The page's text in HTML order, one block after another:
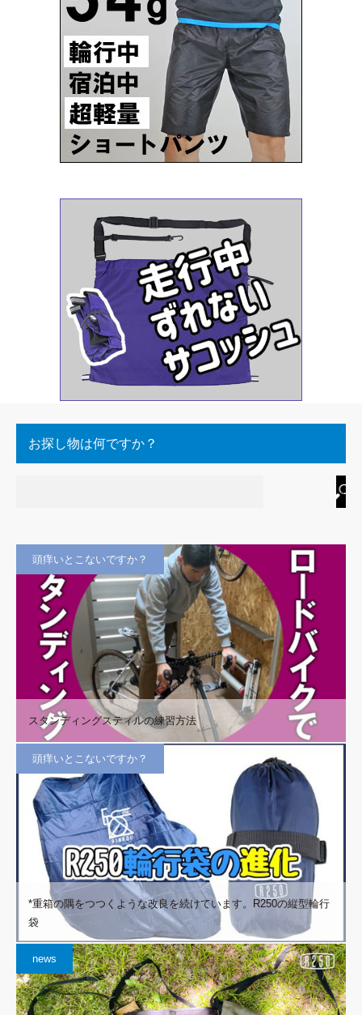
お探し物は何ですか？
頭痒いとこないですか？
スタンディングスティルの練習方法
頭痒いとこないですか？
*重箱の隅をつつくような改良を続けています。R250の縦型輪行
袋
news